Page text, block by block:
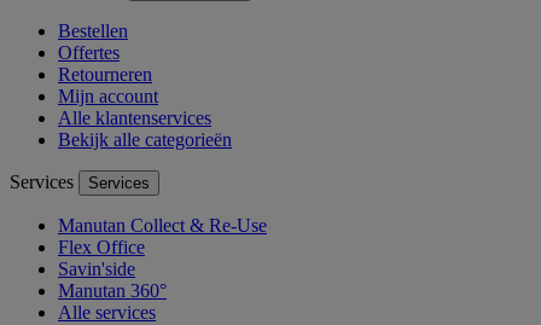
Bestellen
Offertes
Retourneren
Mijn account
Alle klantenservices
Bekijk alle categorieën
Services Services
Manutan Collect & Re-Use
Flex Office
Savin'side
Manutan 360°
Alle services